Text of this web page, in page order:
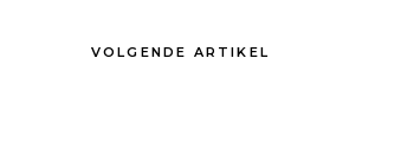
VOLGENDE ARTIKEL